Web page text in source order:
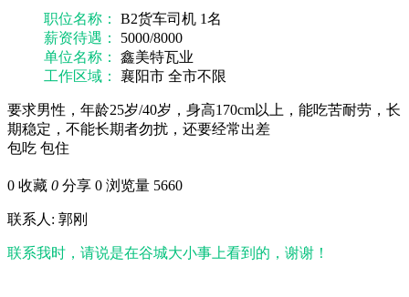
职位名称：
B2货车司机 1名
薪资待遇：
5000/8000
单位名称：
鑫美特瓦业
工作区域：
襄阳市 全市不限
要求男性，年龄25岁/40岁，身高170cm以上，能吃苦耐劳，长
期稳定，不能长期者勿扰，还要经常出差
包吃 包住
0 收藏 0 分享 0 浏览量 5660
联系人: 郭刚
联系我时，请说是在谷城大小事上看到的，谢谢！